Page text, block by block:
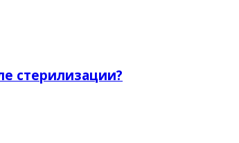
стерилизации?